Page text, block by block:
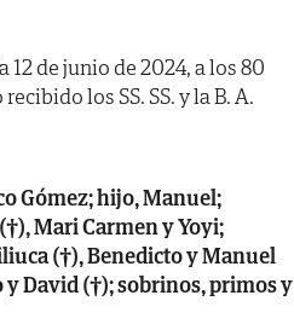
12 de junio de 2024, a los 80
los SS. SS. y la B. A.
Gómez; hijo, Manuel;
Mari Carmen y Yoyi;
(†), Benedicto y Manuel
y David (†); sobrinos, primos y